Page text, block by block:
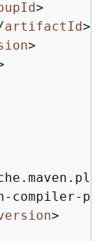
>
artifactId>
>
compiler-
>